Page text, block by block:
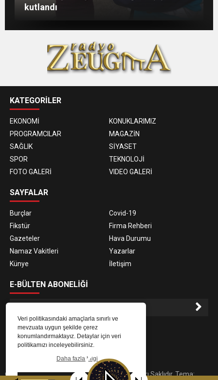
Veri politikasındaki amaçlarla sınırlı ve
mevzuata uygun şekilde çerez
konumlandırmaktayız. Detaylar için veri
politikamızı inceleyebilirsiniz.
Daha fazla bilgi
kutlandı
KATEGORİLER
EKONOMİ
KONUKLARIMIZ
PROGRAMCILAR
MAGAZİN
SAĞLIK
SİYASET
SPOR
TEKNOLOJİ
FOTO GALERİ
VIDEO GALERİ
SAYFALAR
Burçlar
Covid-19
Fikstür
Firma Rehberi
Gazeteler
Hava Durumu
Namaz Vakitleri
Yazarlar
Künye
İletişim
E-BÜLTEN ABONELİĞİ
E-Bülten aboneliği ile haberlere daha hızlı erişin.
© 2023Gaziantep Radyo Zeugma. Tüm Hakları Saklıdır. Tema: